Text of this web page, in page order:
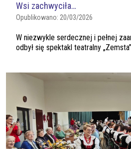
Wsi zachwyciła…
Opublikowano: 20/03/2026
W niezwykle serdecznej i pełnej
odbył się spektakl teatralny